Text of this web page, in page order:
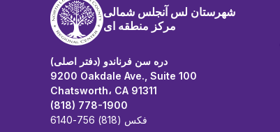
شهرستان لس آنجلس شمالی
مرکز منطقه ای
دره سن فرناندو (دفتر اصلی)
9200 Oakdale Ave., Suite 100
Chatsworth، CA 91311
(818) 778-1900
فکس (818) 756-6140